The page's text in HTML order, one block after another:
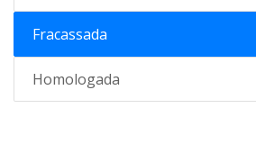
Fracassada
Homologada